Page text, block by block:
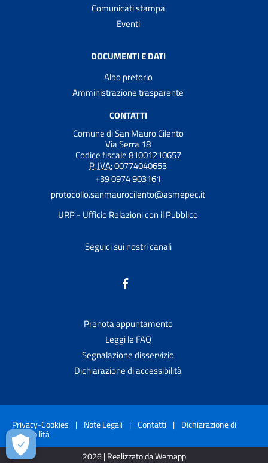
Comunicati stampa
Eventi
DOCUMENTI E DATI
Albo pretorio
Amministrazione trasparente
CONTATTI
Comune di San Mauro Cilento
Via Serra 18
Codice fiscale 81001210657
P. IVA:00774040653
+39 0974 903161
protocollo.sanmaurocilento@asmepec.it
URP - Ufficio Relazioni con il Pubblico
Seguici sui nostri canali
Prenota appuntamento
Leggi le FAQ
Segnalazione disservizio
Dichiarazione di accessibilità
Privacy-Cookies | Note Legali | Contatti | Dichiarazione di
accessibilità
2026 | Realizzato da Wemapp